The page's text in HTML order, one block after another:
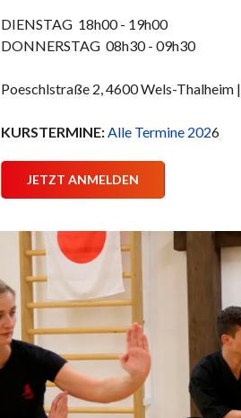
DIENSTAG 18h00 - 19h00
DONNERSTAG 08h30 - 09h30
Poeschlstraße 2, 4600 Wels-Thalheim |
KURSTERMINE: Alle Termine 2026
JETZT ANMELDEN